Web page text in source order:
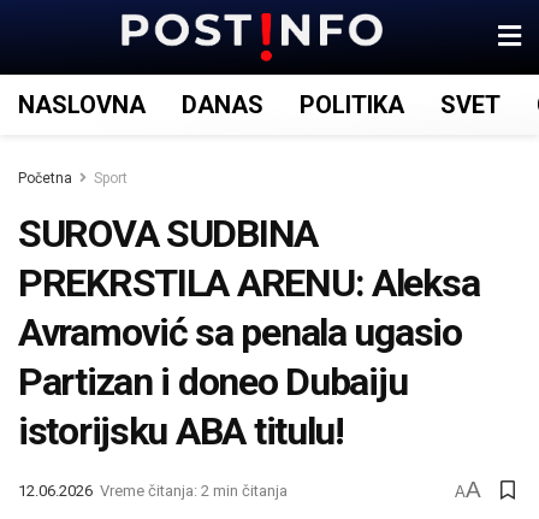
NASLOVNA DANAS POLITIKA SVET
Početna Sport
SUROVA SUDBINA
PREKRSTILA ARENU: Aleksa
Avramović sa penala ugasio
Partizan i doneo Dubaiju
istorijsku ABA titulu!
12.06.2026 Vreme čitanja: 2 min čitanja AA